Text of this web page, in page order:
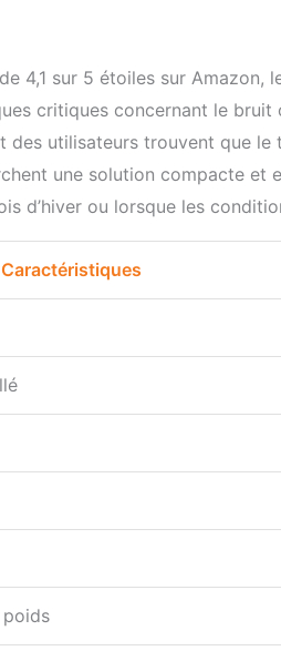
4,1 sur 5 étoiles sur Amazon,
critiques concernant le
des utilisateurs trouvent que
une solution compacte
d’hiver ou lorsque les
Caractéristiques
poids